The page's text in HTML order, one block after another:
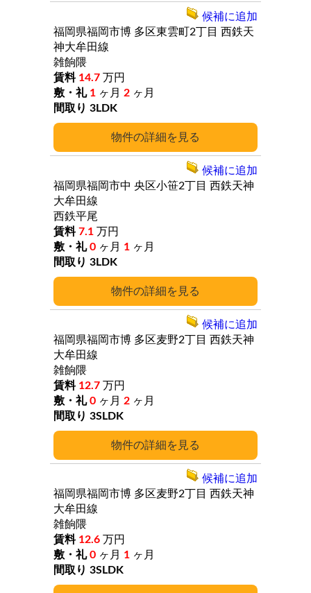
詳細
福岡県福岡市博 多区東雲町2丁目 西鉄天
神大牟田線
雑餉隈
14.7 万円
1 ヶ月 2 ヶ月
3LDK
候補に追加
詳細
福岡県福岡市中 央区小笹2丁目 西鉄天神
大牟田線
西鉄平尾
7.1 万円
0 ヶ月 1 ヶ月
3LDK
候補に追加
詳細
福岡県福岡市博 多区麦野2丁目 西鉄天神
大牟田線
雑餉隈
12.7 万円
0 ヶ月 2 ヶ月
3SLDK
候補に追加
福岡県福岡市博 多区麦野2丁目 西鉄天神
大牟田線
雑餉隈
12.6 万円
0 ヶ月 1 ヶ月
3SLDK
候補に追加